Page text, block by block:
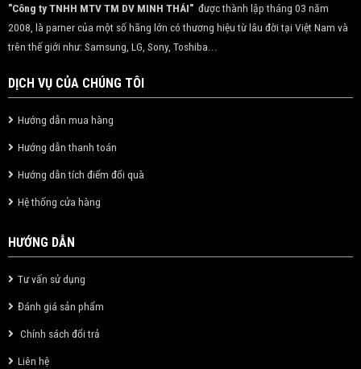
"Công ty TNHH MTV TM DV MINH THÁI" được thành lập tháng 03 năm
2008, là parner của một số hãng lớn có thương hiệu từ lâu đời tại Việt Nam và
trên thế giới như: Samsung, LG, Sony, Toshiba...
DỊCH VỤ CỦA CHÚNG TÔI
Hướng dẫn mua hàng
Hướng dẫn thanh toán
Hướng dẫn tích điểm đổi quà
Hệ thống cửa hàng
HƯỚNG DẪN
Tư vấn sử dụng
Đánh giá sản phẩm
Chính sách đổi trả
Liên hệ